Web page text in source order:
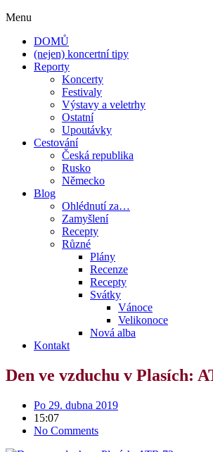
Menu
DOMŮ
(nejen) koncertní tipy
Reporty
Koncerty
Festivaly
Výstavy a veletrhy
Ostatní
Upoutávky
Cestování
Česká republika
Rusko
Německo
Blog
Ohlédnutí za…
Zamyšlení
Recepty
Různé
Plány
Recenze
Recepty
Svátky
Vánoce
Velikonoce
Nová alba
Kontakt
Den ve vzduchu v Plasích:
Po 29. dubna 2019
15:07
No Comments